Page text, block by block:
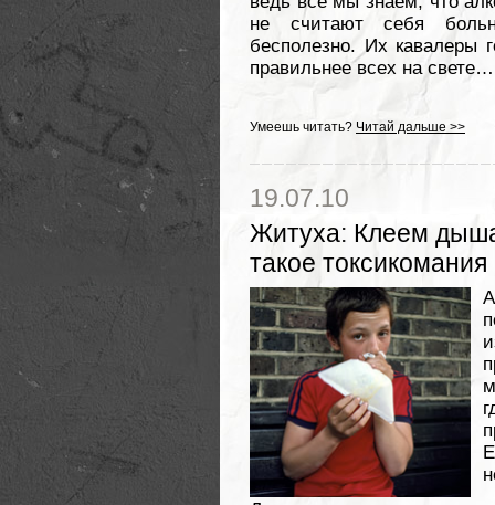
не считают себя
бесполезно. Их кавалеры
правильнее всех на свете…
Умеешь читать? Читай дальше >>
19.07.10
Житуха: Клеем
такое токсикомания